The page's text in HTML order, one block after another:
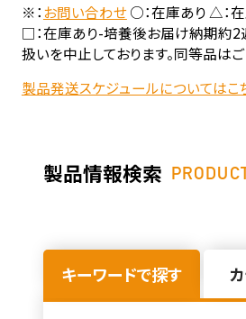
※：お問い合わせ○：在庫あり △：
□：在庫あり-培養後お届け納期約2
扱いを中止しております。同等品はご
製品発送スケジュールについてはこ
製品情報検索
キーワードで探す